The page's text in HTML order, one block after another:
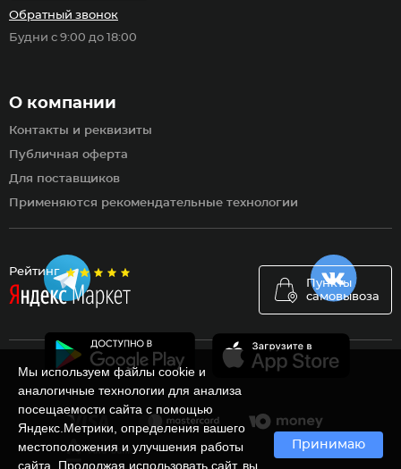
Рейтинг
Пункты
самовывоза
О компании
Контакты и реквизиты
Публичная оферта
Для поставщиков
Применяются рекомендательные технологии
Обратный звонок
Будни с 9:00 до 18:00
Мы используем файлы cookie и
аналогичные технологии для анализа
посещаемости сайта с помощью
Яндекс.Метрики, определения вашего
местоположения и улучшения работы
сайта. Продолжая использовать сайт, вы
Принимаю